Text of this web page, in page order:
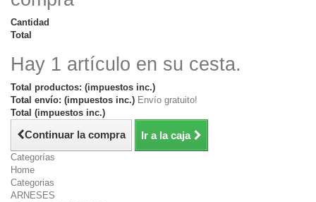
Cantidad
Total
Hay 1 artículo en su cesta.
Total productos: (impuestos inc.)
Total envío: (impuestos inc.) Envío gratuito!
Total (impuestos inc.)
Continuar la compra Ir a la caja
Categorías
Home
Categorias
ARNESES